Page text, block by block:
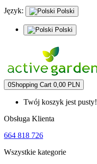
Język: Polski
Polski
0Shopping Cart 0,00 PLN
Twój koszyk jest pusty!
Obsługa Klienta
664 818 726
Wszystkie kategorie